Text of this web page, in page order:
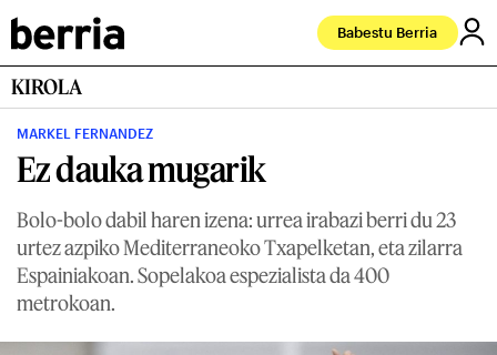
Babestu Berria
KIROLA
MARKEL FERNANDEZ
Ez dauka mugarik
Bolo-bolo dabil haren izena: urrea irabazi berri du 23
urtez azpiko Mediterraneoko Txapelketan, eta zilarra
Espainiakoan. Sopelakoa espezialista da 400
metrokoan.